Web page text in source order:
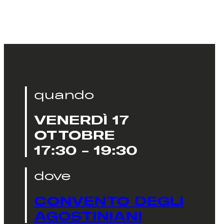
quando
VENERDÌ 17
OTTOBRE
17:30 - 19:30
dove
CONVENTO DEGLI
AGOSTINIANI